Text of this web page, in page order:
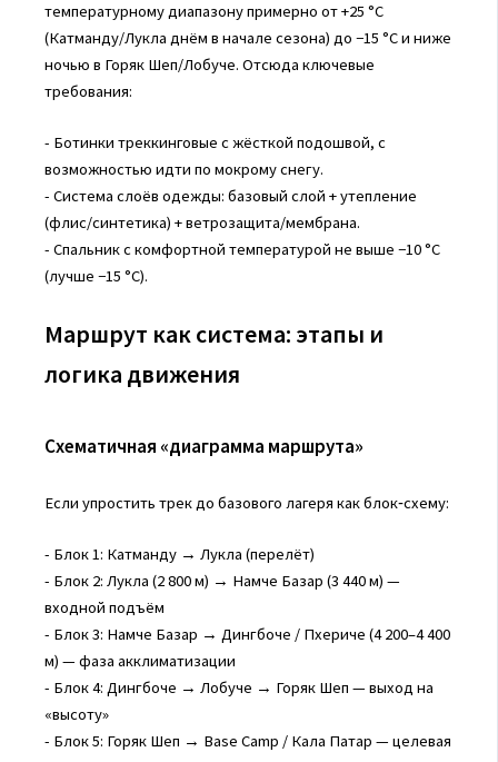
температурному диапазону примерно от +25 °C
(Катманду/Лукла днём в начале сезона) до −15 °C и ниже
ночью в Горяк Шеп/Лобуче. Отсюда ключевые
требования:
- Ботинки треккинговые с жёсткой подошвой, с
возможностью идти по мокрому снегу.
- Система слоёв одежды: базовый слой + утепление
(флис/синтетика) + ветрозащита/мембрана.
- Спальник с комфортной температурой не выше −10 °C
(лучше −15 °C).
Маршрут как система: этапы и
логика движения
Схематичная «диаграмма маршрута»
Если упростить трек до базового лагеря как блок‑схему:
- Блок 1: Катманду → Лукла (перелёт)
- Блок 2: Лукла (2 800 м) → Намче Базар (3 440 м) —
входной подъём
- Блок 3: Намче Базар → Дингбоче / Пхериче (4 200–4 400
м) — фаза акклиматизации
- Блок 4: Дингбоче → Лобуче → Горяк Шеп — выход на
«высоту»
- Блок 5: Горяк Шеп → Base Camp / Кала Патар — целевая